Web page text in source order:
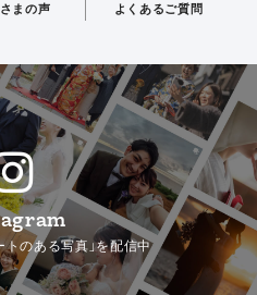
まの声 よくあるご質問
トのある写真」を配信中